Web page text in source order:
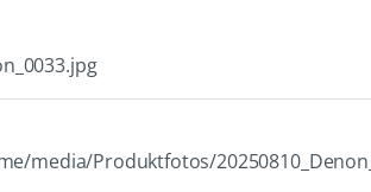
media/Produktfotos/